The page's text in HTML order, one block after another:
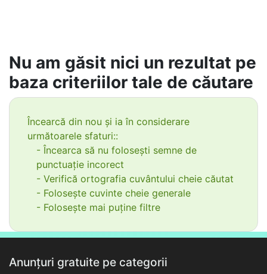
Nu am găsit nici un rezultat pe
baza criteriilor tale de căutare
Încearcă din nou și ia în considerare
următoarele sfaturi::
- Încearca să nu folosești semne de
punctuație incorect
- Verifică ortografia cuvântului cheie căutat
- Folosește cuvinte cheie generale
- Folosește mai puține filtre
Anunțuri gratuite pe categorii